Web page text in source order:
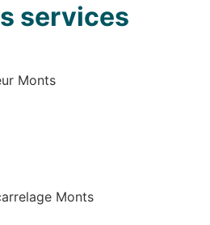
services
Monts
Monts